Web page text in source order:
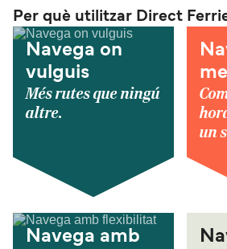
Per què utilitzar Direct
Navega on
vulguis
Més rutes que ningú
altre.
un
Navega amb